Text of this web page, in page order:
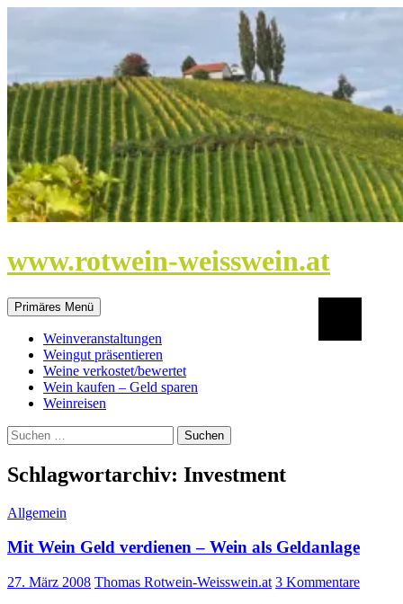
www.rotwein-weisswein.at
Primäres Menü
Weinveranstaltungen
Weingut präsentieren
Weine verkostet/bewertet
Wein kaufen – Geld sparen
Weinreisen
Suchen
nach:
Schlagwortarchiv: Investment
Allgemein
Mit Wein Geld verdienen – Wein als Geldanlage
27. März 2008 Thomas Rotwein-Weisswein.at 3 Kommentare